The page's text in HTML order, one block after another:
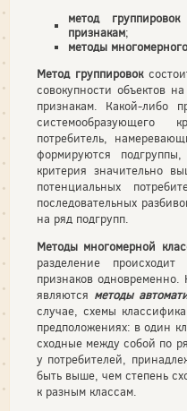
метод
признакам;
методы
Метод группировок
совокупности объектов
признакам. Какой-либо
системообразующего
потребитель,
формируются
критерия значительно
потенциальных
последовательных
на ряд подгрупп.
Методы многомерной
разделение
признаков
являются методы
случае, схемы
предположениях: в один
сходные между собой по
у потребителей,
быть выше, чем степень
к разным классам.